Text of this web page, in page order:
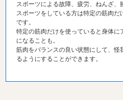
スポーツによる故障、疲労、ねんざ、
スポーツをしている方は特定の筋肉
です。
特定の筋肉だけを使っていると身体に
になることも。
筋肉をバランスの良い状態にして、怪
るようにすることができます。